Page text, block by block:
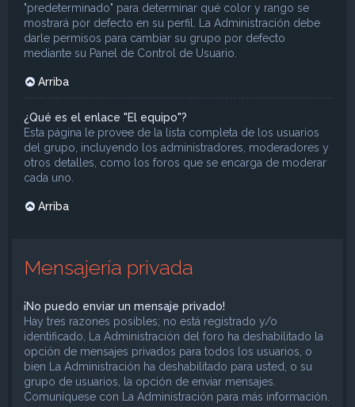
"predeterminado" para determinar qué color y rango se
mostrará por defecto en su perfil. La Administración debe
darle permisos para cambiar su grupo por defecto
mediante su Panel de Control de Usuario.
Arriba
¿Qué es el enlace "El equipo"?
Esta página le provee de la lista completa de los usuarios
del grupo, incluyendo los administradores, moderadores y
otros detalles, como los foros que se encarga de moderar
cada uno.
Arriba
Mensajería privada
¡No puedo enviar un mensaje privado!
Hay tres razones posibles; no está registrado y/o
identificado, La Administración del foro ha deshabilitado la
opción de mensajes privados para todos los usuarios, o
bien La Administración ha deshabilitado para usted, o su
grupo de usuarios, la opción de enviar mensajes.
Comuníquese con La Administración para más información.